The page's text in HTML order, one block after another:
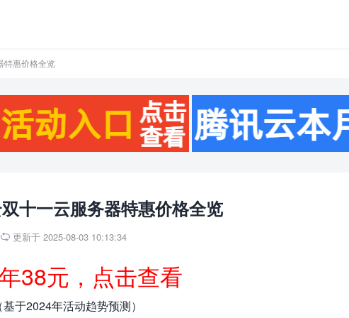
特惠价格全览
十一云服务器特惠价格全览
 更新于 2025-08-03 10:13:34
38元，点击查看
于2024年活动趋势预测）